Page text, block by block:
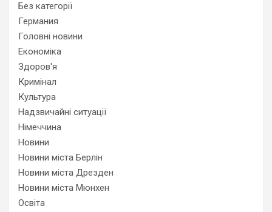
Без категорії
Германия
Головні новини
Економіка
Здоров'я
Кримінал
Культура
Надзвичайні ситуації
Німеччина
Новини
Новини міста Берлін
Новини міста Дрезден
Новини міста Мюнхен
Освіта